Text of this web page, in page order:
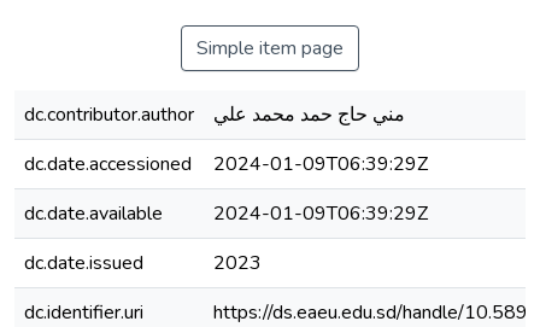
Simple item page
dc.contributor.author
مني حاج حمد محمد علي
dc.date.accessioned
2024-01-09T06:39:29Z
dc.date.available
2024-01-09T06:39:29Z
dc.date.issued
2023
dc.identifier.uri
https://ds.eaeu.edu.sd/handle/